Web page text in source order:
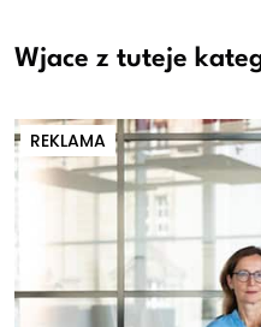
Wjace z tuteje
REKLAMA